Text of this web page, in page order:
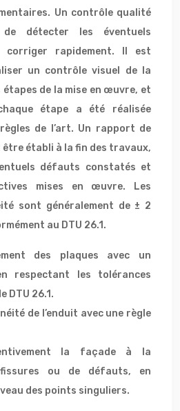
Un contrôle qualité
détecter les éventuels
rapidement. Il est
un contrôle visuel de la
de la mise en œuvre, et
étape a été réalisée
de l’art. Un rapport de
établi à la fin des travaux,
défauts constatés et
mises en œuvre. Les
sont généralement de ± 2
au DTU 26.1.
des plaques avec un
respectant les tolérances
DTU 26.1.
de l’enduit avec une règle
la façade à la
ou de défauts, en
des points singuliers.